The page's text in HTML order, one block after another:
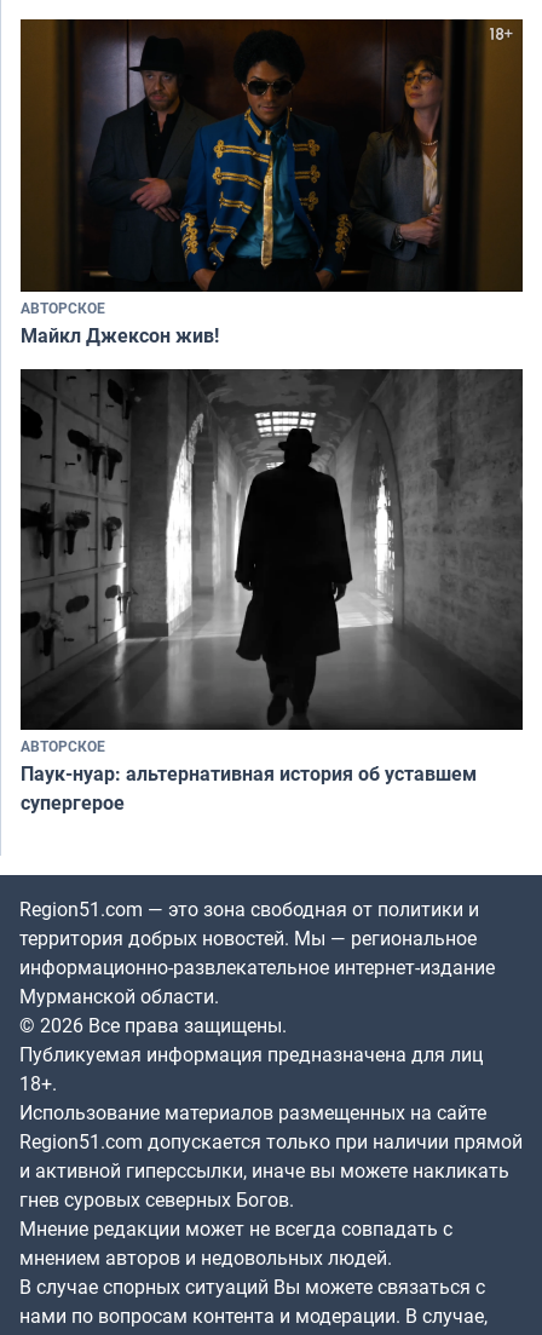
АВТОРСКОЕ
Майкл Джексон жив!
АВТОРСКОЕ
Паук-нуар: альтернативная история об уставшем
супергерое
Region51.com — это зона свободная от политики и
территория добрых новостей. Мы — региональное
информационно-развлекательное интернет-издание
Мурманской области.
© 2026 Все права защищены.
Публикуемая информация предназначена для лиц
18+.
Использование материалов размещенных на сайте
Region51.com допускается только при наличии прямой
и активной гиперссылки, иначе вы можете накликать
гнев суровых северных Богов.
Мнение редакции может не всегда совпадать с
мнением авторов и недовольных людей.
В случае спорных ситуаций Вы можете связаться с
нами по вопросам контента и модерации. В случае,